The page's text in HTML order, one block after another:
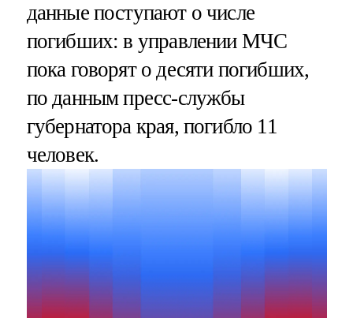
данные поступают о числе
погибших: в управлении МЧС
пока говорят о десяти погибших,
по данным пресс-службы
губернатора края, погибло 11
человек.